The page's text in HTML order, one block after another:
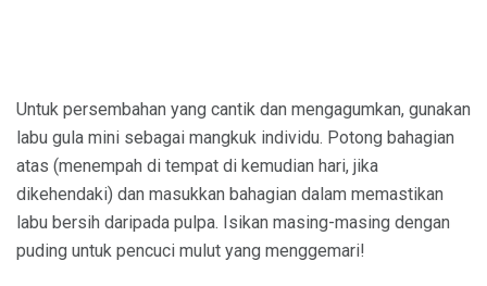
Untuk persembahan yang cantik dan mengagumkan, gunakan
labu gula mini sebagai mangkuk individu. Potong bahagian
atas (menempah di tempat di kemudian hari, jika
dikehendaki) dan masukkan bahagian dalam memastikan
labu bersih daripada pulpa. Isikan masing-masing dengan
puding untuk pencuci mulut yang menggemari!